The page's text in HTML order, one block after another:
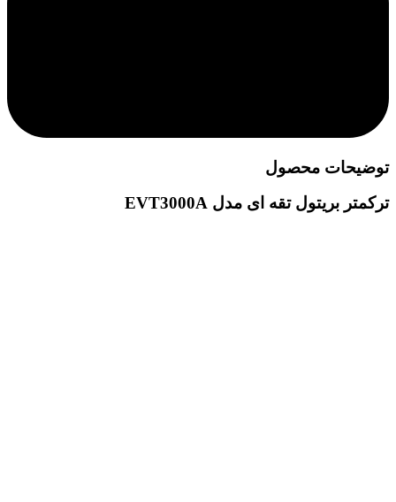
توضیحات محصول
ترکمتر بریتول تقه ای مدل EVT3000A